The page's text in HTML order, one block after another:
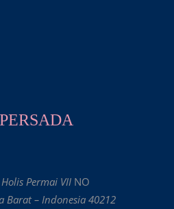
Holis Permai VII NO
Barat – Indonesia 40212